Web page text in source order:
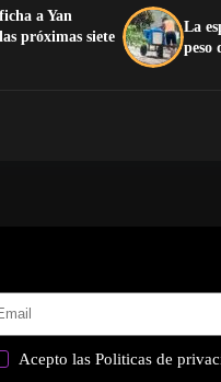
a Yan
próximas siete
La
peso
Acepto lasPoliticas de